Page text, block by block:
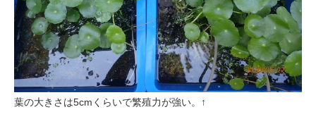
葉の大きさは5cmくらいで繁殖力が強い。↑